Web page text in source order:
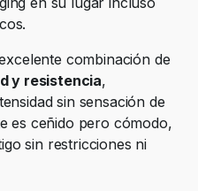
combinación de
y resistencia,
sin sensación de
es ceñido pero cómodo,
sin restricciones ni